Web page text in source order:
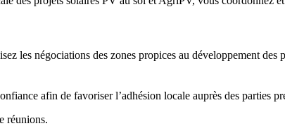
les négociations des zones propices au développement des
afin de favoriser l’adhésion locale auprès des parties
réunions.